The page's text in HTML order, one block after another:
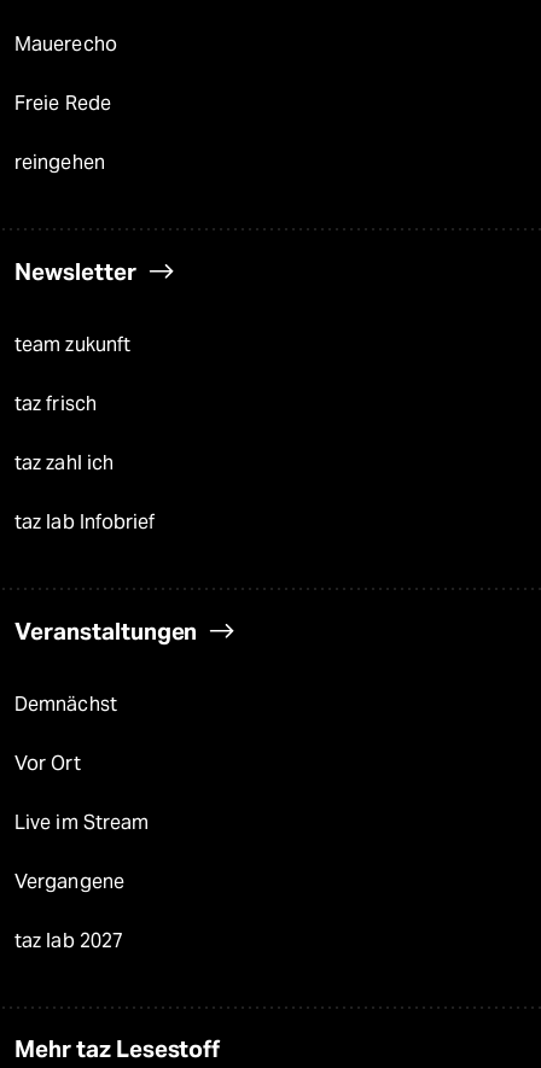
Mauerecho
Freie Rede
reingehen
Newsletter
team zukunft
taz frisch
taz zahl ich
taz lab Infobrief
Veranstaltungen
Demnächst
Vor Ort
Live im Stream
Vergangene
taz lab 2027
Mehr taz Lesestoff